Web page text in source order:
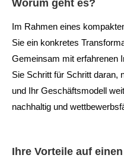
Worum geht es?
Im Rahmen eines
Sie ein konkretes
Gemeinsam mit erfahrenen
Sie Schritt für Schritt daran,
und Ihr Geschäftsmodell
nachhaltig und
Ihre Vorteile auf